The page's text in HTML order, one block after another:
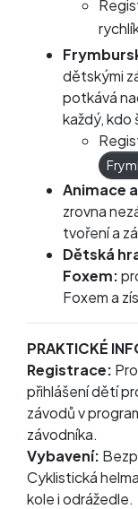
dětskými
potkává
každý, kdo
Animace
zrovna
tvoření a
Dětská
Foxem:
Foxem a
PRAKTICKÉ
Registrace:
přihlášení dětí
závodů v
závodníka.
Vybavení:
Cyklistická
kole i odrážedle.